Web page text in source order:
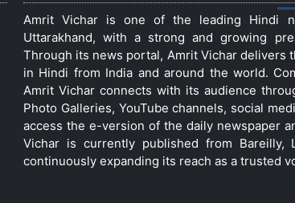
Amrit Vichar is one of the leading Hindi
Uttarakhand, with a strong and growing
Through its news portal, Amrit Vichar delivers
in Hindi from India and around the world.
Amrit Vichar connects with its audience
Photo Galleries, YouTube channels, social
access the e-version of the daily newspaper
Vichar is currently published from Bareilly,
continuously expanding its reach as a trusted